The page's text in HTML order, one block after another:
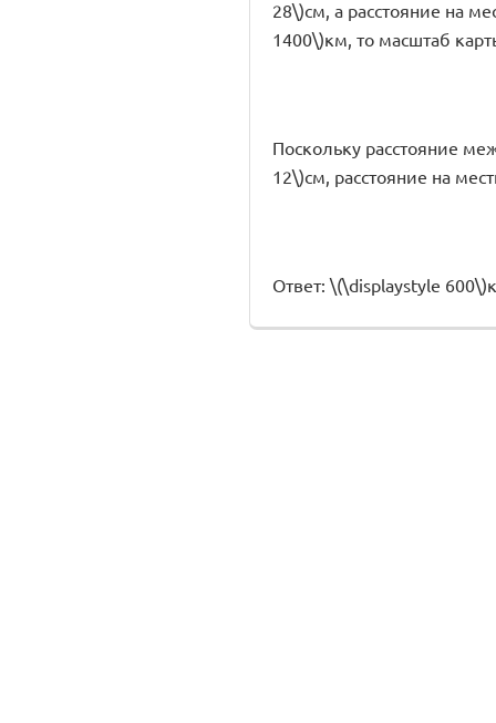
28\)см, а расстояние на
1400\)км, то масштаб
Поскольку расстояние
12\)см, расстояние на
Ответ: \(\displaystyle